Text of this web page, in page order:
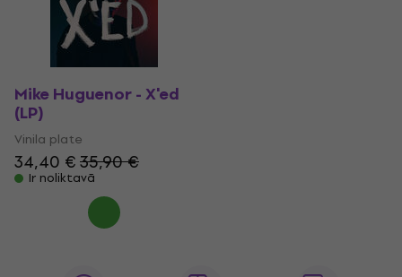
Mike Huguenor - X'ed
(LP)
Vinila plate
34,40 €35,90 €
Ir noliktavā